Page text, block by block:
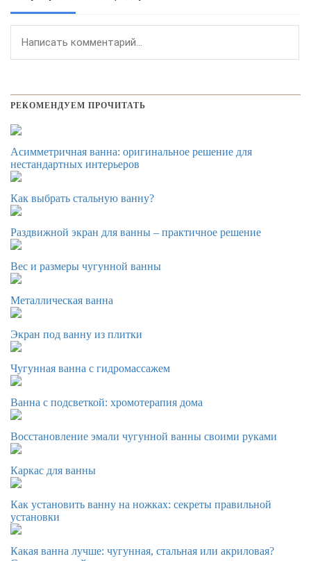
РЕКОМЕНДУЕМ ПРОЧИТАТЬ
Асимметричная ванна: оригинальное решение для
нестандартных интерьеров
Как выбрать стальную ванну?
Раздвижной экран для ванны – практичное решение
Вес и размеры чугунной ванны
Металлическая ванна
Экран под ванну из плитки
Чугунная ванна с гидромассажем
Ванна с подсветкой: хромотерапия дома
Восстановление эмали чугунной ванны своими руками
Каркас для ванны
Как установить ванну на ножках: секреты правильной
установки
Какая ванна лучше: чугунная, стальная или акриловая?